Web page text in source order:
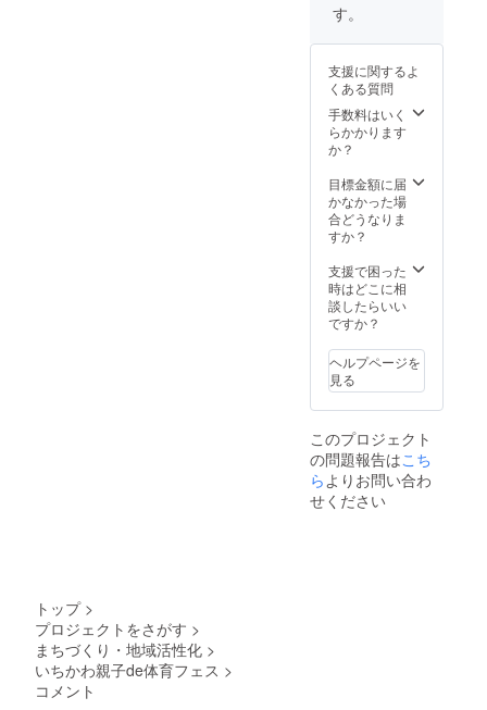
メール
付 受け
渡し期
日：9月
12日ま
でに受
下さい
す。
支援に関するよ
くある質問
手数料はいく
らかかります
か？
目標金額に届
かなかった場
合どうなりま
すか？
支援で困った
時はどこに相
談したらいい
ですか？
ヘルプページを
見る
このプロジェクト
の問題報告はこち
ら よりお問い合わ
せください
トップ >
プロジェクトをさがす >
まちづくり・地域活性化 >
いちかわ親子de体育フェス >
コメント